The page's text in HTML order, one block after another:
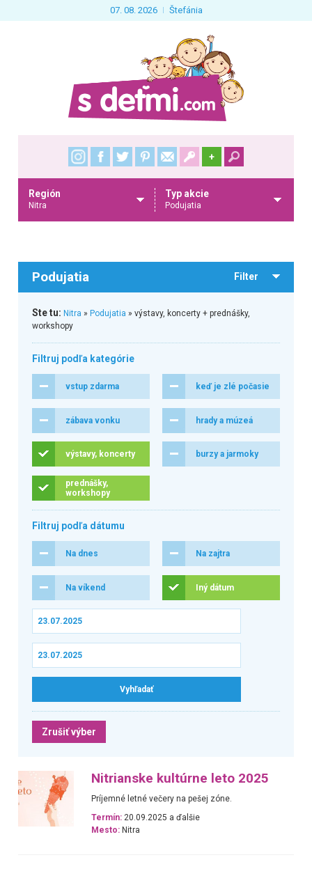
07. 08. 2026 Štefánia
+
Región
Nitra
Typ akcie
Podujatia
Podujatia Filter
Ste tu: Nitra » Podujatia » výstavy, koncerty + prednášky,
workshopy
Filtruj podľa kategórie
vstup zdarma keď je zlé počasie
zábava vonku hrady a múzeá
výstavy, koncerty burzy a jarmoky
prednášky,
workshopy
Filtruj podľa dátumu
Na dnes Na zajtra
Na víkend Iný dátum
Zrušiť výber
Nitrianske kultúrne leto 2025
Príjemné letné večery na pešej zóne.
Termín: 20.09.2025 a ďalšie
Mesto: Nitra